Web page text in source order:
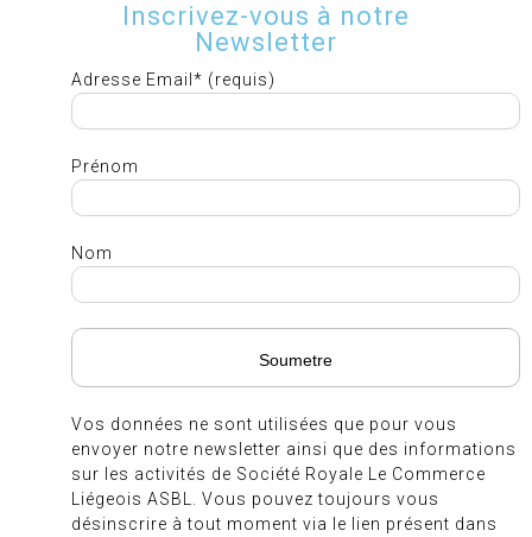
Inscrivez-vous à notre
Newsletter
Adresse Email* (requis)
Prénom
Nom
Vos données ne sont utilisées que pour vous
envoyer notre newsletter ainsi que des informations
sur les activités de Société Royale Le Commerce
Liégeois ASBL. Vous pouvez toujours vous
désinscrire à tout moment via le lien présent dans